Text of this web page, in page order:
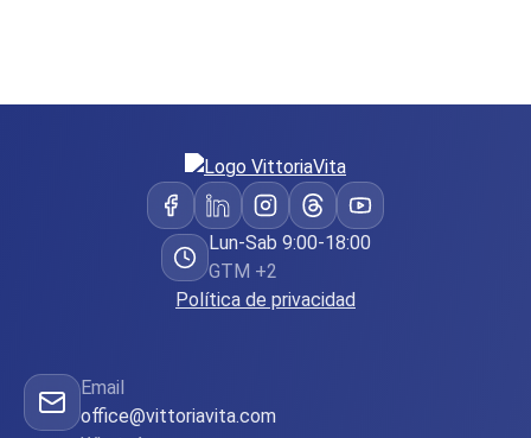
Lun-Sab 9:00-18:00
GTM +2
Política de privacidad
Email
office@vittoriavita.com